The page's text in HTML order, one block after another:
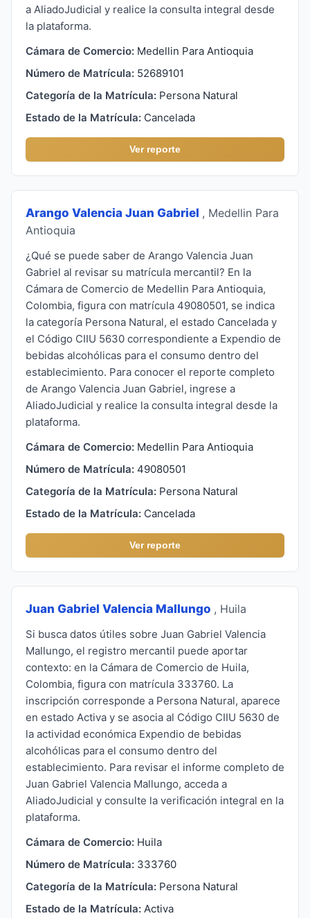
a AliadoJudicial y realice la consulta integral desde
la plataforma.
Cámara de Comercio: Medellin Para Antioquia
Número de Matrícula: 52689101
Categoría de la Matrícula: Persona Natural
Estado de la Matrícula: Cancelada
Ver reporte
Arango Valencia Juan Gabriel , Medellin Para
Antioquia
¿Qué se puede saber de Arango Valencia Juan
Gabriel al revisar su matrícula mercantil? En la
Cámara de Comercio de Medellin Para Antioquia,
Colombia, figura con matrícula 49080501, se indica
la categoría Persona Natural, el estado Cancelada y
el Código CIIU 5630 correspondiente a Expendio de
bebidas alcohólicas para el consumo dentro del
establecimiento. Para conocer el reporte completo
de Arango Valencia Juan Gabriel, ingrese a
AliadoJudicial y realice la consulta integral desde la
plataforma.
Cámara de Comercio: Medellin Para Antioquia
Número de Matrícula: 49080501
Categoría de la Matrícula: Persona Natural
Estado de la Matrícula: Cancelada
Ver reporte
Juan Gabriel Valencia Mallungo , Huila
Si busca datos útiles sobre Juan Gabriel Valencia
Mallungo, el registro mercantil puede aportar
contexto: en la Cámara de Comercio de Huila,
Colombia, figura con matrícula 333760. La
inscripción corresponde a Persona Natural, aparece
en estado Activa y se asocia al Código CIIU 5630 de
la actividad económica Expendio de bebidas
alcohólicas para el consumo dentro del
establecimiento. Para revisar el informe completo de
Juan Gabriel Valencia Mallungo, acceda a
AliadoJudicial y consulte la verificación integral en la
plataforma.
Cámara de Comercio: Huila
Número de Matrícula: 333760
Categoría de la Matrícula: Persona Natural
Estado de la Matrícula: Activa